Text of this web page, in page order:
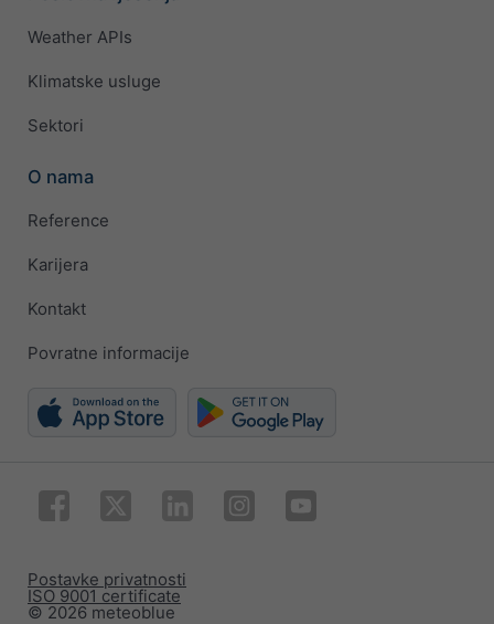
Weather APIs
Klimatske usluge
Sektori
O nama
Reference
Karijera
Kontakt
Povratne informacije
© 2026 meteoblue
ISO 9001 certificate
Postavke privatnosti